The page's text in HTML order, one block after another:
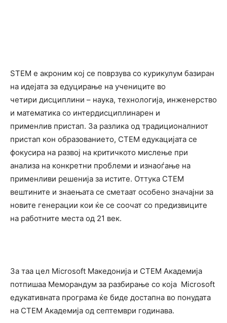
STEM е акроним кој се поврзува со курикулум базиран
на идејата за едуцирање на учениците во
четири дисциплини – наука, технологија, инженерство
и математика со интердисциплинарен и
применлив пристап. За разлика од традиционалниот
пристап кон образованието, СТЕМ едукацијата се
фокусира на развој на критичкото мислење при
анализа на конкретни проблеми и изнаоѓање на
применливи решенија за истите. Оттука СТЕМ
вештините и знаењата се сметаат особено значајни за
новите генерации кои ќе се соочат со предизвиците
на работните места од 21 век.
За таа цел Microsoft Македонија и СТЕМ Академија
потпишаа Меморандум за разбирање со која Microsoft
едукативната програма ќе биде достапна во понудата
на СТЕМ Академија од септември годинава.